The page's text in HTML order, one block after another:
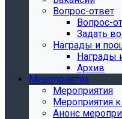
Вопрос-ответ
Вопрос-
Задать
Награды и
Награды
Архив
Мероприятия
Мероприятия
Мероприятия
Анонс